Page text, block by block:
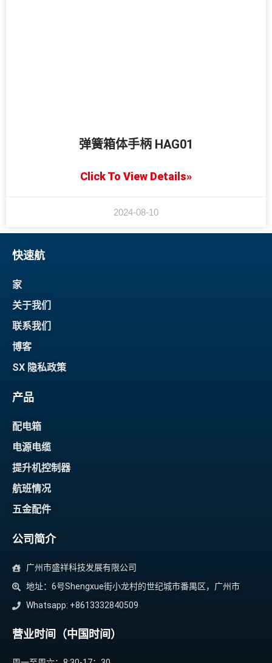
弹簧箱体手柄 HAG01
Click To View Details»
2024-08-10
快速航
家
关于我们
联系我们
博客
SX 隐私政策
产品
配电箱
电源电缆
提升机控制器
航班情况
五金配件
公司简介
广州市盛祥科技发展有限公司
地址：6号Shengxue街小龙村的世纪城市番禺区，广州市
Whatsapp: +8613332840509
营业时间（中国时间）